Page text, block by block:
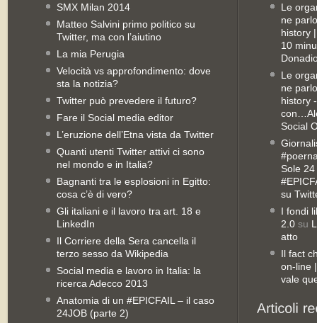
SMX Milan 2014
Matteo Salvini primo politico su
Twitter, ma con l’aiutino
La mia Perugia
Velocità vs approfondimento: dove
sta la notizia?
Twitter può prevedere il futuro?
Fare il Social media editor
L’eruzione dell’Etna vista da Twitter
Quanti utenti Twitter attivi ci sono
nel mondo e in Italia?
Bagnanti tra le esplosioni in Egitto:
cosa c’è di vero?
Gli italiani e il lavoro tra art. 18 e
LinkedIn
Il Corriere della Sera cancella il
terzo sesso da Wikipedia
Social media e lavoro in Italia: la
ricerca Adecco 2013
Anatomia di un #EPICFAIL – il caso
24JOB (parte 2)
Le
ne
history
10
Le
ne
history
Social
Sole
su
I fondi
2.0 su
atto
Il fact
on-line
vale